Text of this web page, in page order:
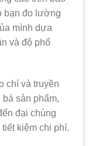
bạn đo lường
mình dựa
và độ phổ
chí và truyền
sản phẩm,
đại chúng
kiệm chi phí.